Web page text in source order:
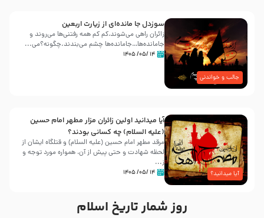
جالب و خواندنی
سوزدل جا مانده‌ای از زیارت اربعین
زائران راهی می‌شوند،کم‌ کم همه رفتنی‌ها می‌روند و
جامانده‌ها…جامانده‌ها چشم می‌بندند.چگونه؟می‌...
۱۴ /۰۵/ ۱۴۰۵
آیا میدانید؟
آیا میدانید اولین زائران مزار مطهر امام حسین
(علیه السلام) چه کسانی بودند؟
مرقد مطهر امام حسین (علیه السلام) و قتلگاه ایشان از
لحظه شهادت و حتی پیش از آن، همواره مورد توجه و
ز...
۱۴ /۰۵/ ۱۴۰۵
روز شمار تاریخ اسلام